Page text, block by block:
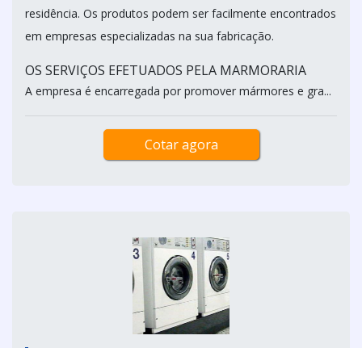
residência. Os produtos podem ser facilmente encontrados
em empresas especializadas na sua fabricação.
OS SERVIÇOS EFETUADOS PELA MARMORARIA
A empresa é encarregada por promover mármores e gra...
Cotar agora